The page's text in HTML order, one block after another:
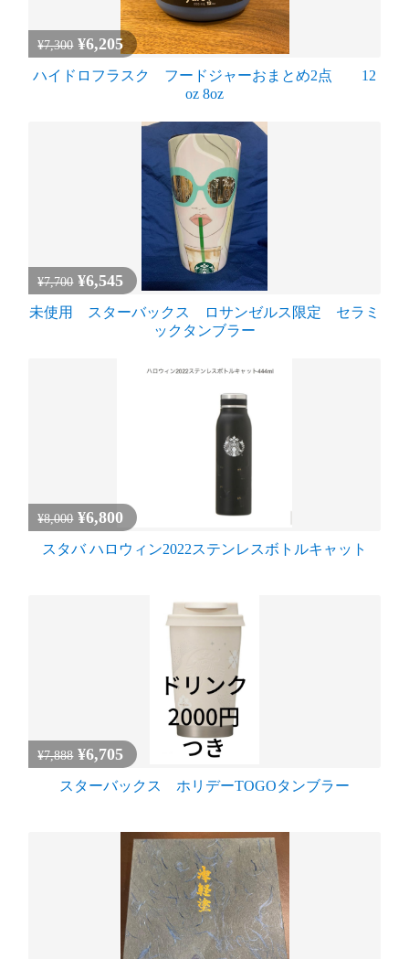
¥7,300 ¥6,205
ハイドロフラスク フードジャーおまとめ2点 12
oz 8oz
¥7,700 ¥6,545
未使用 スターバックス ロサンゼルス限定 セラミ
ックタンブラー
¥8,000 ¥6,800
スタバ ハロウィン2022ステンレスボトルキャット
¥7,888 ¥6,705
スターバックス ホリデーTOGOタンブラー